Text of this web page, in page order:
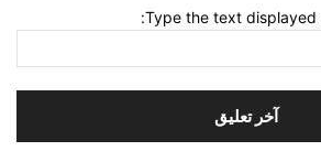
Type the text displayed